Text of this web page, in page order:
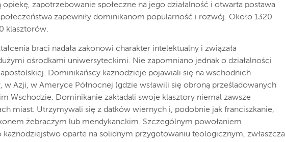
opiekę, zapotrzebowanie społeczne na jego działalność i otwarta postawa
zapewniły dominikanom popularność i rozwój. Około 1320
klasztorów.
braci nadała zakonowi charakter intelektualny i związała
ośrodkami uniwersyteckimi. Nie zapomniano jednak o działalności
Dominikańscy kaznodzieje pojawiali się na wschodnich
w Azji, w Ameryce Północnej (gdzie wsławili się obroną prześladowanych
Wschodzie. Dominikanie zakładali swoje klasztory niemal zawsze
miast. Utrzymywali się z datków wiernych i, podobnie jak franciszkanie,
żebraczym lub mendykanckim. Szczególnym powołaniem
kaznodziejstwo oparte na solidnym przygotowaniu teologicznym, zwłaszcza